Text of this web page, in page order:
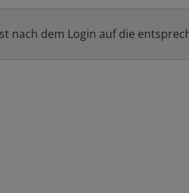
nach dem Login auf die